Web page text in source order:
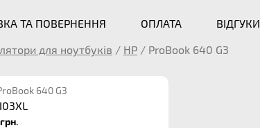
ТА ПОВЕРНЕННЯ ОПЛАТА ВІДГУКИ
для ноутбуків / HP / ProBook 640 G3
640 G3